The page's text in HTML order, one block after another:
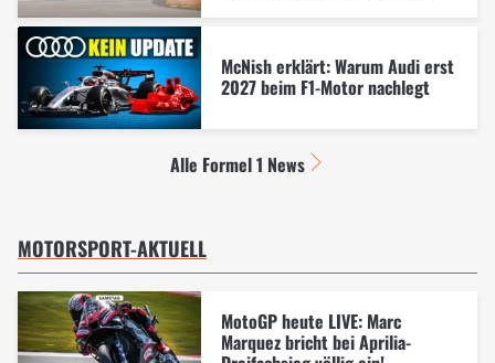
McNish erklärt: Warum Audi erst
2027 beim F1-Motor nachlegt
Alle Formel 1 News
MOTORSPORT-AKTUELL
MotoGP heute LIVE: Marc
Marquez bricht bei Aprilia-